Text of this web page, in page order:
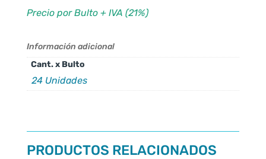
Precio por Bulto + IVA (21%)
Información adicional
Cant. x Bulto
24 Unidades
PRODUCTOS RELACIONADOS